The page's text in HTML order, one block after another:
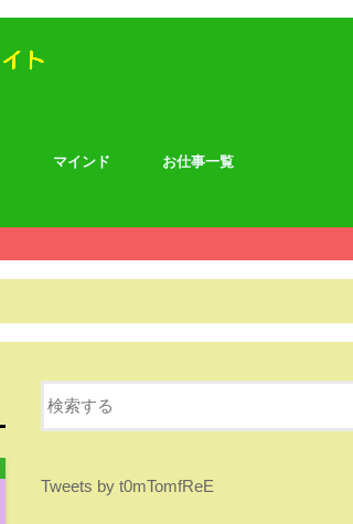
マインド お仕事一覧
Tweets by t0mTomfReE